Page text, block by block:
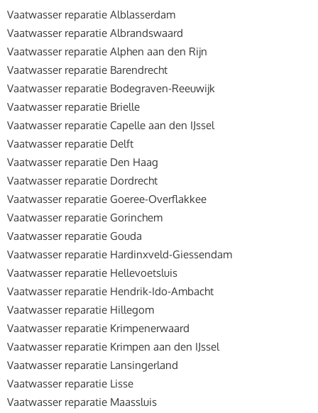
Vaatwasser reparatie Alblasserdam
Vaatwasser reparatie Albrandswaard
Vaatwasser reparatie Alphen aan den Rijn
Vaatwasser reparatie Barendrecht
Vaatwasser reparatie Bodegraven-Reeuwijk
Vaatwasser reparatie Brielle
Vaatwasser reparatie Capelle aan den IJssel
Vaatwasser reparatie Delft
Vaatwasser reparatie Den Haag
Vaatwasser reparatie Dordrecht
Vaatwasser reparatie Goeree-Overflakkee
Vaatwasser reparatie Gorinchem
Vaatwasser reparatie Gouda
Vaatwasser reparatie Hardinxveld-Giessendam
Vaatwasser reparatie Hellevoetsluis
Vaatwasser reparatie Hendrik-Ido-Ambacht
Vaatwasser reparatie Hillegom
Vaatwasser reparatie Krimpenerwaard
Vaatwasser reparatie Krimpen aan den IJssel
Vaatwasser reparatie Lansingerland
Vaatwasser reparatie Lisse
Vaatwasser reparatie Maassluis